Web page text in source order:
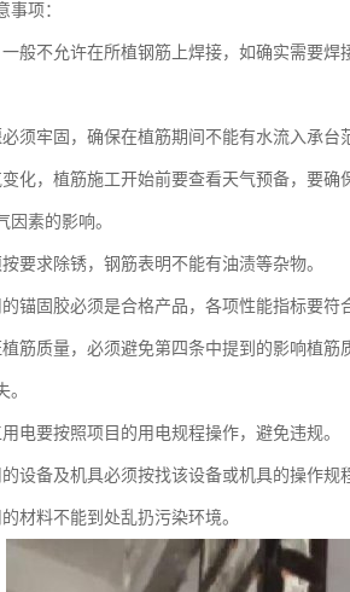
事项：
般不允许在所植钢筋上焊接，如确实需要
须牢固，确保在植筋期间不能有水流入承台
化，植筋施工开始前要查看天气预备，要
因素的影响。
要求除锈，钢筋表明不能有油渍等杂物。
锚固胶必须是合格产品，各项性能指标要符
筋质量，必须避免第四条中提到的影响植
。
电要按照项目的用电规程操作，避免违规。
设备及机具必须按找该设备或机具的操作规
材料不能到处乱扔污染环境。